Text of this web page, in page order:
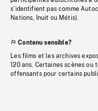
s’identifient pas comme
Nations, Inuit ou Métis).
Contenu sensible?
Les films et les archives
120 ans. Certaines scènes
offensants pour certains